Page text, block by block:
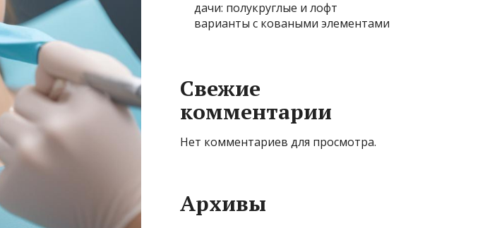
дачи: полукруглые и лофт
варианты с коваными элементами
Свежие
комментарии
Нет комментариев для просмотра.
Архивы